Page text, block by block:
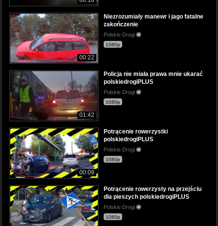
00:22
Niezrozumiały manewr i jago fatalne
zakończenie
Polskie Drogi
1080p
01:42
Policja nie miała prawa mnie ukarać
polskiedrogiPLUS
Polskie Drogi
1080p
00:09
Potrącenie rowerzystki
polskiedrogiPLUS
Polskie Drogi
1080p
Potrącenie rowerzysty na przejściu
dla pieszych polskiedrogiPLUS
Polskie Drogi
1080p